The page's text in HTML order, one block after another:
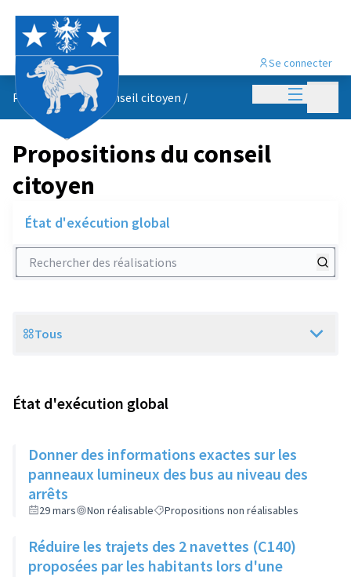
Menu
Se connecter
Propositions du conseil citoyen /
Propositions du conseil
citoyen
État d'exécution global
Rechercher des réalisations
Scope
Tous
État d'exécution global
Donner des informations exactes sur les
panneaux lumineux des bus au niveau des
arrêts
29 mars Non réalisable Propositions non réalisables
Réduire les trajets des 2 navettes (C140)
proposées par les habitants lors d'une